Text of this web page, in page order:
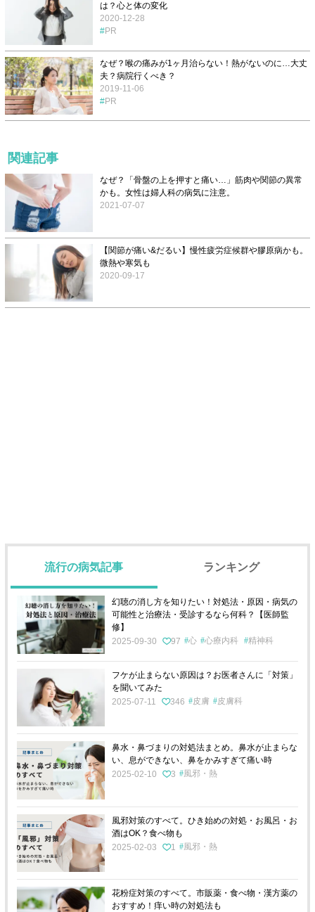
は？心と体の変化
2020-12-28
PR
なぜ？喉の痛みが1ヶ月治らない！熱がないのに…大丈
夫？病院行くべき？
2019-11-06
PR
関連記事
なぜ？「骨盤の上を押すと痛い…」筋肉や関節の異常
かも。女性は婦人科の病気に注意。
2021-07-07
【関節が痛い&だるい】慢性疲労症候群や膠原病かも。
微熱や寒気も
2020-09-17
流行の病気記事 ランキング
幻聴の消し方を知りたい！対処法・原因・病気の
可能性と治療法・受診するなら何科？【医師監
修】
2025-09-30
97 心 心療内科 精神科
フケが止まらない原因は？お医者さんに「対策」
を聞いてみた
2025-07-11
346 皮膚 皮膚科
鼻水・鼻づまりの対処法まとめ。鼻水が止まらな
い、息ができない、鼻をかみすぎて痛い時
2025-02-10
3 風邪・熱
風邪対策のすべて。ひき始めの対処・お風呂・お
酒はOK？食べ物も
2025-02-03
1 風邪・熱
花粉症対策のすべて。市販薬・食べ物・漢方薬の
おすすめ！痒い時の対処法も